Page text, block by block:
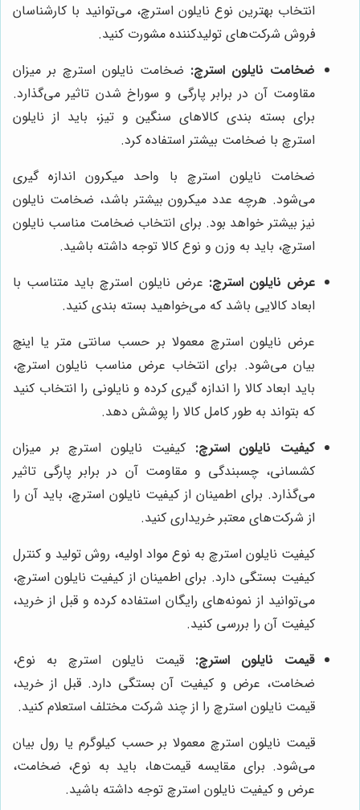
انتخاب بهترین نوع نایلون استرچ، می‌توانید با کارشناسان
فروش شرکت‌های تولیدکننده مشورت کنید.
ضخامت نایلون استرچ: ضخامت نایلون استرچ بر میزان
مقاومت آن در برابر پارگی و سوراخ شدن تاثیر می‌گذارد.
برای بسته بندی کالاهای سنگین و تیز، باید از نایلون
استرچ با ضخامت بیشتر استفاده کرد.
ضخامت نایلون استرچ با واحد میکرون اندازه گیری
می‌شود. هرچه عدد میکرون بیشتر باشد، ضخامت نایلون
نیز بیشتر خواهد بود. برای انتخاب ضخامت مناسب نایلون
استرچ، باید به وزن و نوع کالا توجه داشته باشید.
عرض نایلون استرچ: عرض نایلون استرچ باید متناسب با
ابعاد کالایی باشد که می‌خواهید بسته بندی کنید.
عرض نایلون استرچ معمولا بر حسب سانتی متر یا اینچ
بیان می‌شود. برای انتخاب عرض مناسب نایلون استرچ،
باید ابعاد کالا را اندازه گیری کرده و نایلونی را انتخاب کنید
که بتواند به طور کامل کالا را پوشش دهد.
کیفیت نایلون استرچ: کیفیت نایلون استرچ بر میزان
کشسانی، چسبندگی و مقاومت آن در برابر پارگی تاثیر
می‌گذارد. برای اطمینان از کیفیت نایلون استرچ، باید آن را
از شرکت‌های معتبر خریداری کنید.
کیفیت نایلون استرچ به نوع مواد اولیه، روش تولید و کنترل
کیفیت بستگی دارد. برای اطمینان از کیفیت نایلون استرچ،
می‌توانید از نمونه‌های رایگان استفاده کرده و قبل از خرید،
کیفیت آن را بررسی کنید.
قیمت نایلون استرچ: قیمت نایلون استرچ به نوع،
ضخامت، عرض و کیفیت آن بستگی دارد. قبل از خرید،
قیمت نایلون استرچ را از چند شرکت مختلف استعلام کنید.
قیمت نایلون استرچ معمولا بر حسب کیلوگرم یا رول بیان
می‌شود. برای مقایسه قیمت‌ها، باید به نوع، ضخامت،
عرض و کیفیت نایلون استرچ توجه داشته باشید.